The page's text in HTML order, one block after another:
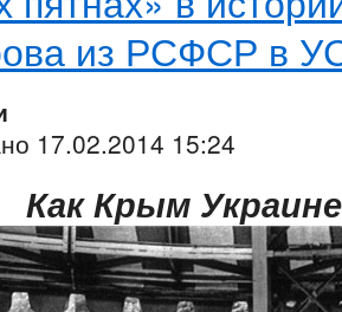
из РСФСР в
17.02.2014 15:24
Как Крым